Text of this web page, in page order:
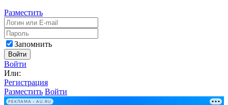
Разместить
Запомнить
Войти
Войти
Или:
Регистрация
Разместить Войти
РЕКЛАМА • AU.RU